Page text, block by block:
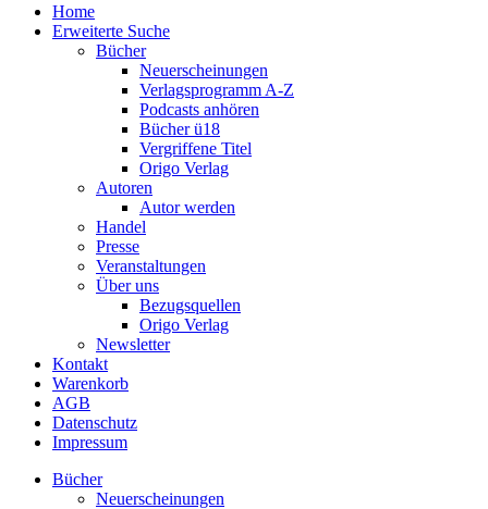
Home
Erweiterte Suche
Bücher
Neuerscheinungen
Verlagsprogramm A-Z
Podcasts anhören
Bücher ü18
Vergriffene Titel
Origo Verlag
Autoren
Autor werden
Handel
Presse
Veranstaltungen
Über uns
Bezugsquellen
Origo Verlag
Newsletter
Kontakt
Warenkorb
AGB
Datenschutz
Impressum
Bücher
Neuerscheinungen